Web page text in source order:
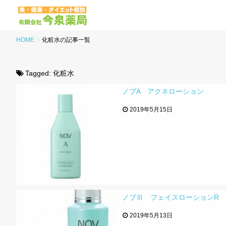
HOME 化粧水の記事一覧
Tagged: 化粧水
ノブA アクネローション
2019年5月15日
ノブⅢ フェイスローションR
2019年5月13日